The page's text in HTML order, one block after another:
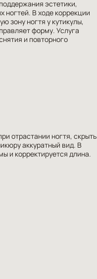
эстетики,
ногтей. В ходе коррекции
зону ногтя у кутикулы,
форму. Услуга
и повторного
отрастании ногтя, скрыть
аккуратный вид. В
и корректируется длина.